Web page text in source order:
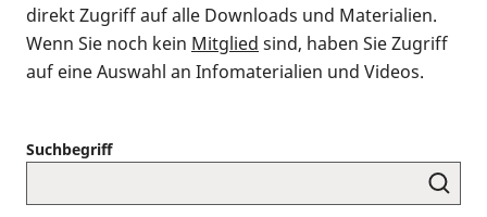
direkt Zugriff auf alle Downloads und Materialien.
Wenn Sie noch kein Mitglied sind, haben Sie Zugriff
auf eine Auswahl an Infomaterialien und Videos.
Suchbegriff